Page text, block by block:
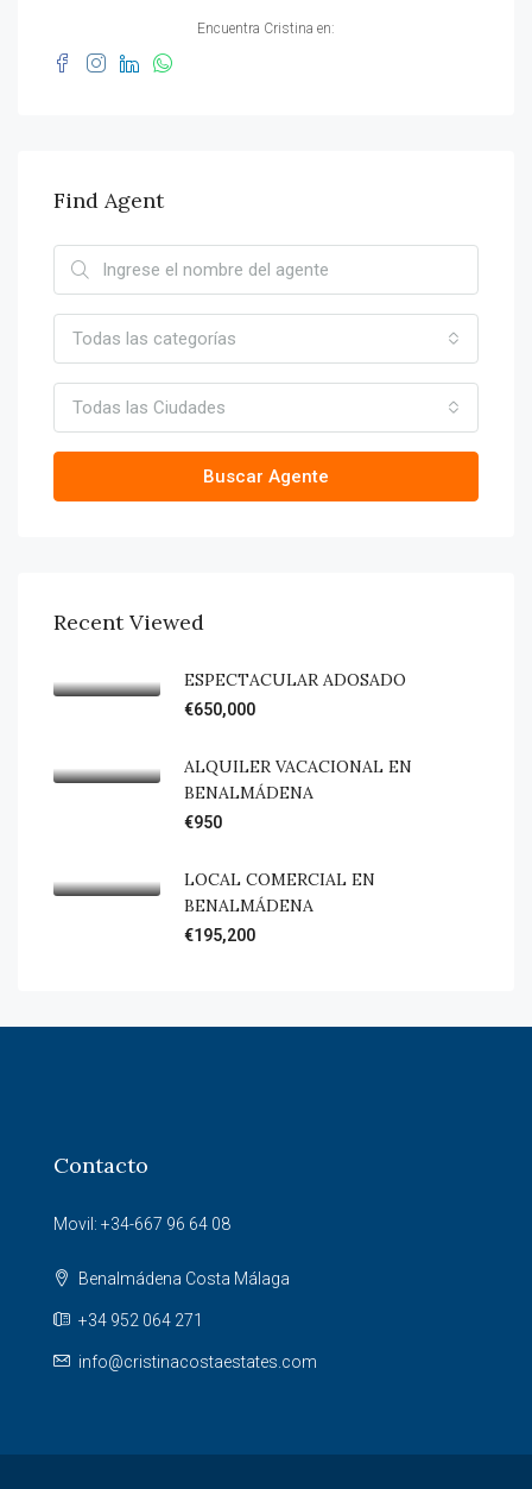
Encuentra Cristina en:
Find Agent
Todas las categorías
Todas las Ciudades
Buscar Agente
Recent Viewed
ESPECTACULAR ADOSADO
€650,000
ALQUILER VACACIONAL EN
BENALMÁDENA
€950
LOCAL COMERCIAL EN
BENALMÁDENA
€195,200
Contacto
Movil: +34-667 96 64 08
Benalmádena Costa Málaga
+34 952 064 271
info@cristinacostaestates.com